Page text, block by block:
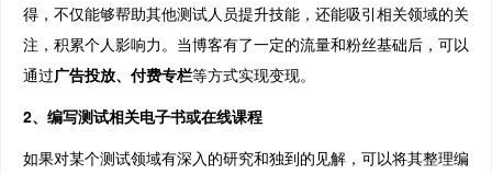
得，不仅能够帮助其他测试人员提升技能，还能吸引相关领域的关
注，积累个人影响力。当博客有了一定的流量和粉丝基础后，可以
通过广告投放、付费专栏等方式实现变现。
2、编写测试相关电子书或在线课程
如果对某个测试领域有深入的研究和独到的见解，可以将其整理编